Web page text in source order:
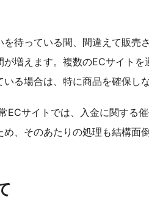
待っている間、間違えて販売
増えます。複数のECサイト
る場合は、特に商品を確保し
ECサイトでは、入金に関する
、そのあたりの処理も結構面倒